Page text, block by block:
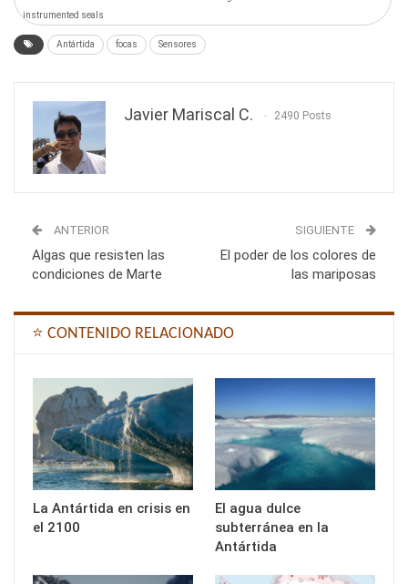
instrumented seals
Antártida focas Sensores
Javier Mariscal C. 2490 Posts
ANTERIOR
Algas que resisten las
condiciones de Marte
SIGUIENTE
El poder de los colores de
las mariposas
⭐ CONTENIDO RELACIONADO
La Antártida en crisis en
el 2100
El agua dulce
subterránea en la
Antártida